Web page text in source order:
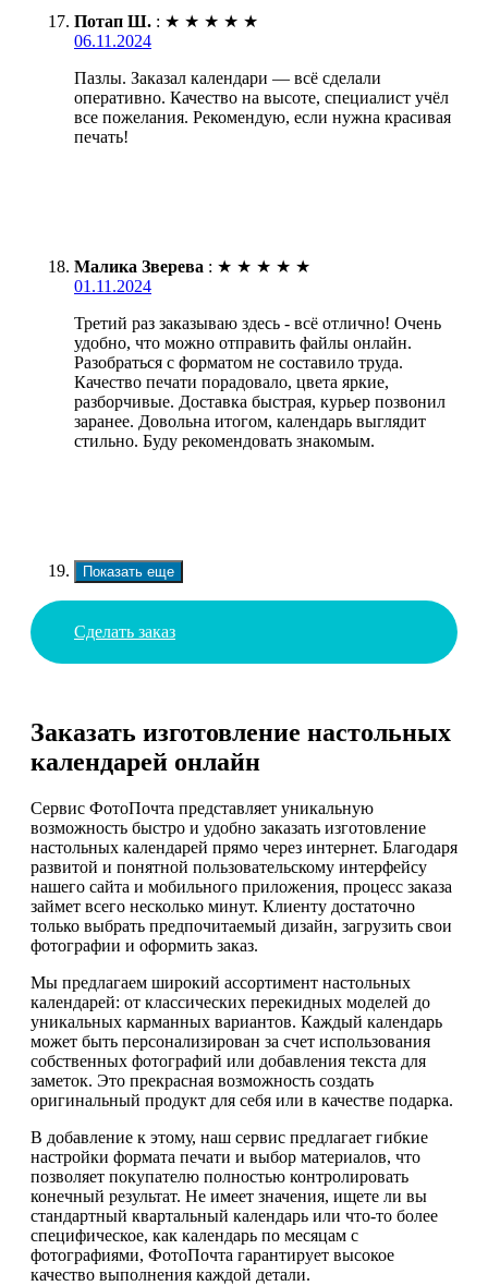
Потап Ш. : ★ ★ ★ ★ ★
06.11.2024
Пазлы. Заказал календари — всё сделали
оперативно. Качество на высоте, специалист учёл
все пожелания. Рекомендую, если нужна красивая
печать!
Малика Зверева : ★ ★ ★ ★ ★
01.11.2024
Третий раз заказываю здесь - всё отлично! Очень
удобно, что можно отправить файлы онлайн.
Разобраться с форматом не составило труда.
Качество печати порадовало, цвета яркие,
разборчивые. Доставка быстрая, курьер позвонил
заранее. Довольна итогом, календарь выглядит
стильно. Буду рекомендовать знакомым.
Показать еще
Сделать заказ
Заказать изготовление настольных
календарей онлайн
Сервис ФотоПочта представляет уникальную
возможность быстро и удобно заказать изготовление
настольных календарей прямо через интернет. Благодаря
развитой и понятной пользовательскому интерфейсу
нашего сайта и мобильного приложения, процесс заказа
займет всего несколько минут. Клиенту достаточно
только выбрать предпочитаемый дизайн, загрузить свои
фотографии и оформить заказ.
Мы предлагаем широкий ассортимент настольных
календарей: от классических перекидных моделей до
уникальных карманных вариантов. Каждый календарь
может быть персонализирован за счет использования
собственных фотографий или добавления текста для
заметок. Это прекрасная возможность создать
оригинальный продукт для себя или в качестве подарка.
В добавление к этому, наш сервис предлагает гибкие
настройки формата печати и выбор материалов, что
позволяет покупателю полностью контролировать
конечный результат. Не имеет значения, ищете ли вы
стандартный квартальный календарь или что-то более
специфическое, как календарь по месяцам с
фотографиями, ФотоПочта гарантирует высокое
качество выполнения каждой детали.